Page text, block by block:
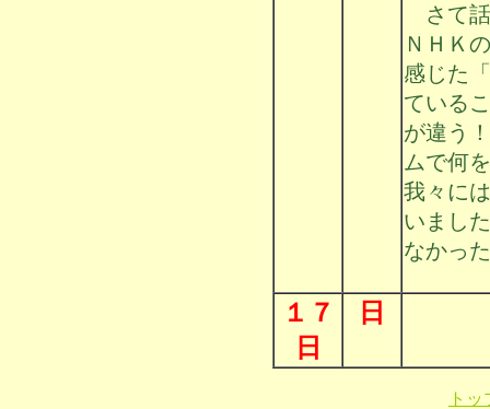
さて話
ＮＨＫ
感じた
ている
が違う
ムで何
我々に
いまし
なかっ
１７
日
日
ト